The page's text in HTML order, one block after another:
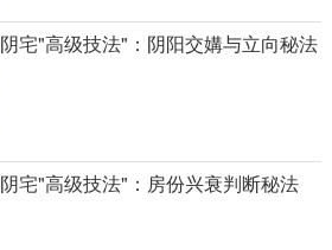
阴宅"高级技法"：阴阳交媾与立向秘法
阴宅"高级技法"：房份兴衰判断秘法